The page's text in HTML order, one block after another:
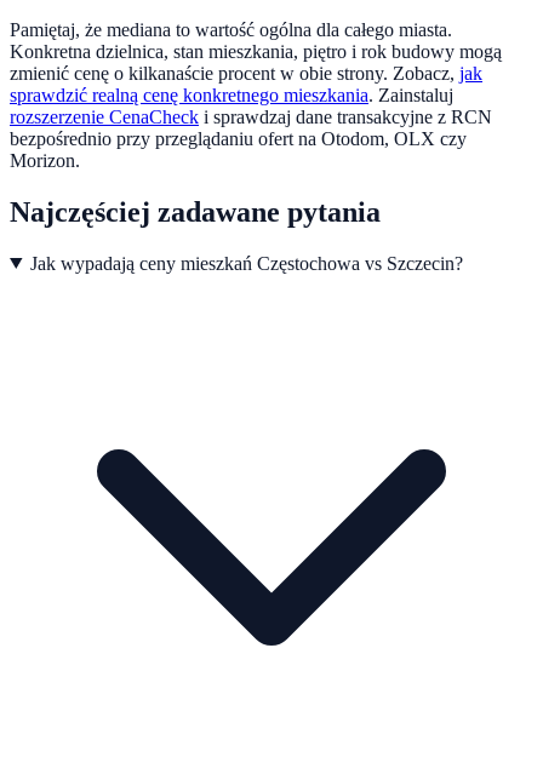
Pamiętaj, że mediana to wartość ogólna dla całego miasta.
Konkretna dzielnica, stan mieszkania, piętro i rok budowy mogą
zmienić cenę o kilkanaście procent w obie strony. Zobacz, jak
sprawdzić realną cenę konkretnego mieszkania. Zainstaluj
rozszerzenie CenaCheck i sprawdzaj dane transakcyjne z RCN
bezpośrednio przy przeglądaniu ofert na Otodom, OLX czy
Morizon.
Najczęściej zadawane pytania
Jak wypadają ceny mieszkań Częstochowa vs Szczecin?